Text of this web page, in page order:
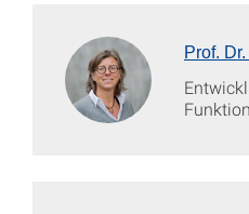
Prof.